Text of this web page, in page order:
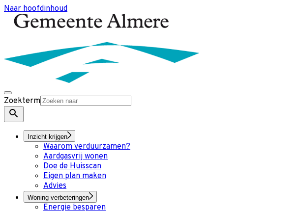
Naar hoofdinhoud
Zoekterm
Inzicht krijgen
Waarom verduurzamen?
Aardgasvrij wonen
Doe de Huisscan
Eigen plan maken
Advies
Woning verbeteringen
Energie besparen